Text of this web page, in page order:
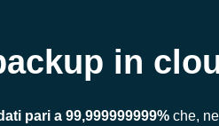
in
pari a 99,999999999% che,